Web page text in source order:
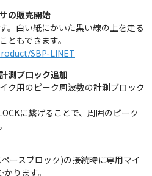
の販売開始
。白い紙にかいた黒い線の上を走る
ともできます。
SBP-LINET
測ブロック追加
ク用のピーク周波数の計測ブロック
に繋げることで、周囲のピーク
ースブロック)の接続時に専用マイ
ります。